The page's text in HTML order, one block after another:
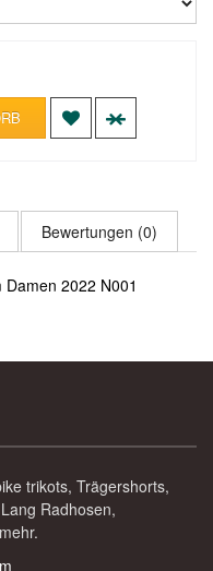
Bewertungen (0)
2022 N001
trikots, Trägershorts,
Radhosen,